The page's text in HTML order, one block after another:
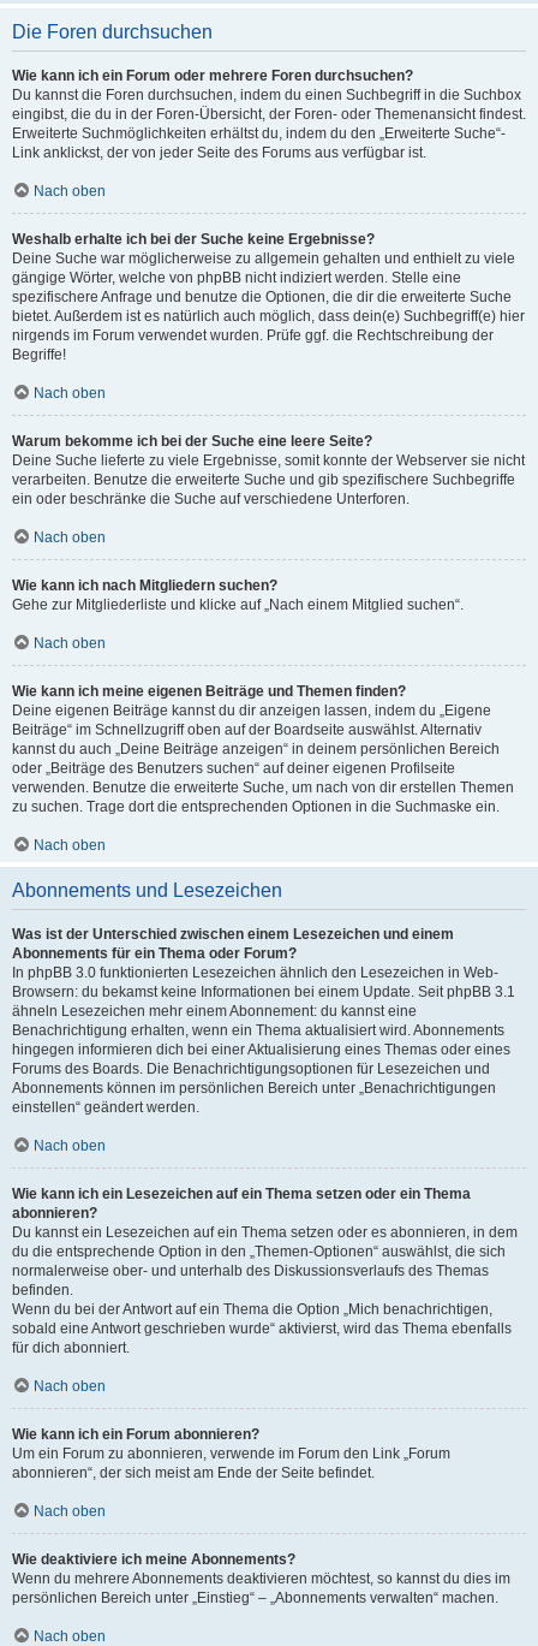
Die Foren durchsuchen
Wie kann ich ein Forum oder mehrere Foren durchsuchen?
Du kannst die Foren durchsuchen, indem du einen Suchbegriff in die Suchbox
eingibst, die du in der Foren-Übersicht, der Foren- oder Themenansicht findest.
Erweiterte Suchmöglichkeiten erhältst du, indem du den „Erweiterte Suche“-
Link anklickst, der von jeder Seite des Forums aus verfügbar ist.
Nach oben
Weshalb erhalte ich bei der Suche keine Ergebnisse?
Deine Suche war möglicherweise zu allgemein gehalten und enthielt zu viele
gängige Wörter, welche von phpBB nicht indiziert werden. Stelle eine
spezifischere Anfrage und benutze die Optionen, die dir die erweiterte Suche
bietet. Außerdem ist es natürlich auch möglich, dass dein(e) Suchbegriff(e) hier
nirgends im Forum verwendet wurden. Prüfe ggf. die Rechtschreibung der
Begriffe!
Nach oben
Warum bekomme ich bei der Suche eine leere Seite?
Deine Suche lieferte zu viele Ergebnisse, somit konnte der Webserver sie nicht
verarbeiten. Benutze die erweiterte Suche und gib spezifischere Suchbegriffe
ein oder beschränke die Suche auf verschiedene Unterforen.
Nach oben
Wie kann ich nach Mitgliedern suchen?
Gehe zur Mitgliederliste und klicke auf „Nach einem Mitglied suchen“.
Nach oben
Wie kann ich meine eigenen Beiträge und Themen finden?
Deine eigenen Beiträge kannst du dir anzeigen lassen, indem du „Eigene
Beiträge“ im Schnellzugriff oben auf der Boardseite auswählst. Alternativ
kannst du auch „Deine Beiträge anzeigen“ in deinem persönlichen Bereich
oder „Beiträge des Benutzers suchen“ auf deiner eigenen Profilseite
verwenden. Benutze die erweiterte Suche, um nach von dir erstellen Themen
zu suchen. Trage dort die entsprechenden Optionen in die Suchmaske ein.
Nach oben
Abonnements und Lesezeichen
Was ist der Unterschied zwischen einem Lesezeichen und einem
Abonnements für ein Thema oder Forum?
In phpBB 3.0 funktionierten Lesezeichen ähnlich den Lesezeichen in Web-
Browsern: du bekamst keine Informationen bei einem Update. Seit phpBB 3.1
ähneln Lesezeichen mehr einem Abonnement: du kannst eine
Benachrichtigung erhalten, wenn ein Thema aktualisiert wird. Abonnements
hingegen informieren dich bei einer Aktualisierung eines Themas oder eines
Forums des Boards. Die Benachrichtigungsoptionen für Lesezeichen und
Abonnements können im persönlichen Bereich unter „Benachrichtigungen
einstellen“ geändert werden.
Nach oben
Wie kann ich ein Lesezeichen auf ein Thema setzen oder ein Thema
abonnieren?
Du kannst ein Lesezeichen auf ein Thema setzen oder es abonnieren, in dem
du die entsprechende Option in den „Themen-Optionen“ auswählst, die sich
normalerweise ober- und unterhalb des Diskussionsverlaufs des Themas
befinden.
Wenn du bei der Antwort auf ein Thema die Option „Mich benachrichtigen,
sobald eine Antwort geschrieben wurde“ aktivierst, wird das Thema ebenfalls
für dich abonniert.
Nach oben
Wie kann ich ein Forum abonnieren?
Um ein Forum zu abonnieren, verwende im Forum den Link „Forum
abonnieren“, der sich meist am Ende der Seite befindet.
Nach oben
Wie deaktiviere ich meine Abonnements?
Wenn du mehrere Abonnements deaktivieren möchtest, so kannst du dies im
persönlichen Bereich unter „Einstieg“ – „Abonnements verwalten“ machen.
Nach oben